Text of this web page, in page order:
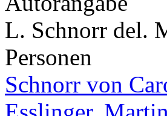
L. Schnorr del.
Personen
Schnorr von